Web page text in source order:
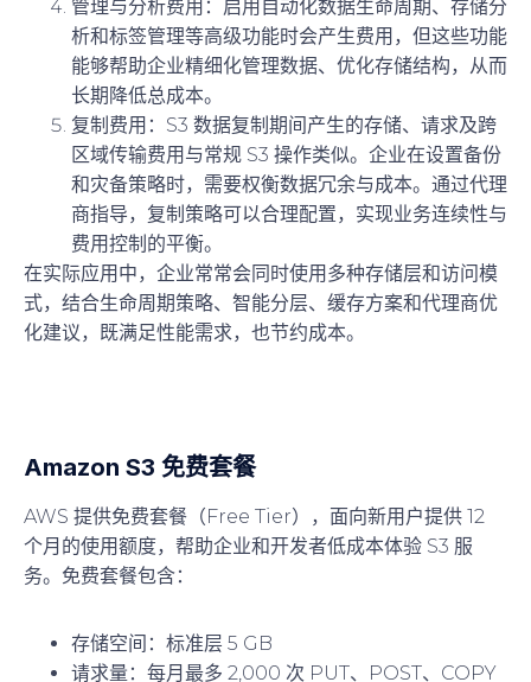
管理与分析费用 ：启用自动化数据生命周期、存储分
析和标签管理等高级功能时会产生费用，但这些功能
能够帮助企业精细化管理数据、优化存储结构，从而
长期降低总成本。
复制费用 ：S3 数据复制期间产生的存储、请求及跨
区域传输费用与常规 S3 操作类似。企业在设置备份
和灾备策略时，需要权衡数据冗余与成本。通过代理
商指导，复制策略可以合理配置，实现业务连续性与
费用控制的平衡。
在实际应用中，企业常常会同时使用多种存储层和访问模
式，结合生命周期策略、智能分层、缓存方案和代理商优
化建议，既满足性能需求，也节约成本。
Amazon S3 免费套餐
AWS 提供免费套餐（Free Tier），面向新用户提供 12
个月的使用额度，帮助企业和开发者低成本体验 S3 服
务。免费套餐包含：
存储空间 ：标准层 5 GB
请求量 ：每月最多 2,000 次 PUT、POST、COPY